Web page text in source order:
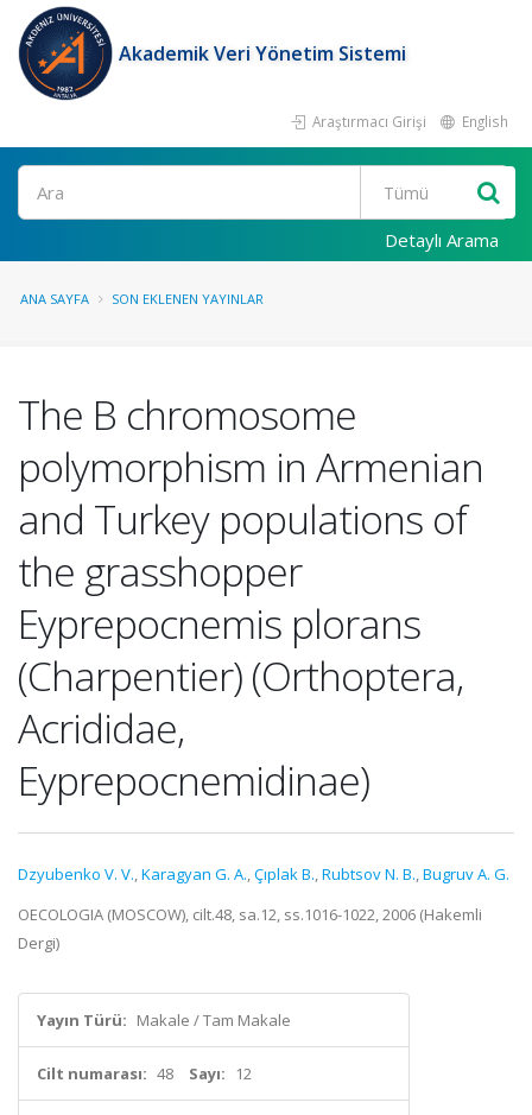
Akademik Veri Yönetim Sistemi
Araştırmacı Girişi English
Ara
Detaylı Arama
ANA SAYFA SON EKLENEN YAYINLAR
The B chromosome
polymorphism in Armenian
and Turkey populations of
the grasshopper
Eyprepocnemis plorans
(Charpentier) (Orthoptera,
Acrididae,
Eyprepocnemidinae)
Dzyubenko V. V.,Karagyan G. A.,Çıplak B.,Rubtsov N. B.,Bugruv A. G.
OECOLOGIA (MOSCOW), cilt.48, sa.12, ss.1016-1022, 2006 (Hakemli
Dergi)
Yayın Türü: Makale / Tam Makale
Cilt numarası: 48 Sayı: 12